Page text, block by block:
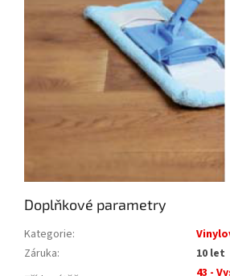
Doplňkové parametry
Kategorie:
Záruka:
10 let
43 -